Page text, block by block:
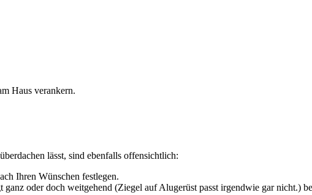
Haus verankern.
lässt, sind ebenfalls offensichtlich:
Ihren Wünschen festlegen.
oder doch weitgehend (Ziegel auf Alugerüst passt irgendwie gar nicht.)